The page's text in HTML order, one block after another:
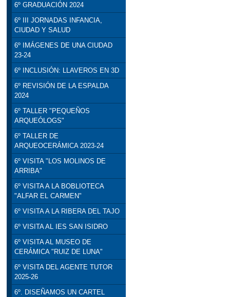
6º GRADUACIÓN 2024
6º III JORNADAS INFANCIA,
CIUDAD Y SALUD
6º IMÁGENES DE UNA CIUDAD
23-24
6º INCLUSIÓN: LLAVEROS EN 3D
6º REVISIÓN DE LA ESPALDA
2024
6º TALLER "PEQUEÑOS
ARQUEÓLOGS"
6º TALLER DE
ARQUEOCERÁMICA 2023-24
6º VISITA "LOS MOLINOS DE
ARRIBA"
6º VISITA A LA BOBLIOTECA
"ALFAR EL CARMEN"
6º VISITA A LA RIBERA DEL TAJO
6º VISITA AL IES SAN ISIDRO
6º VISITA AL MUSEO DE
CERÁMICA "RUIZ DE LUNA"
6º VISITA DEL AGENTE TUTOR
2025-26
6º. DISEÑAMOS UN CARTEL